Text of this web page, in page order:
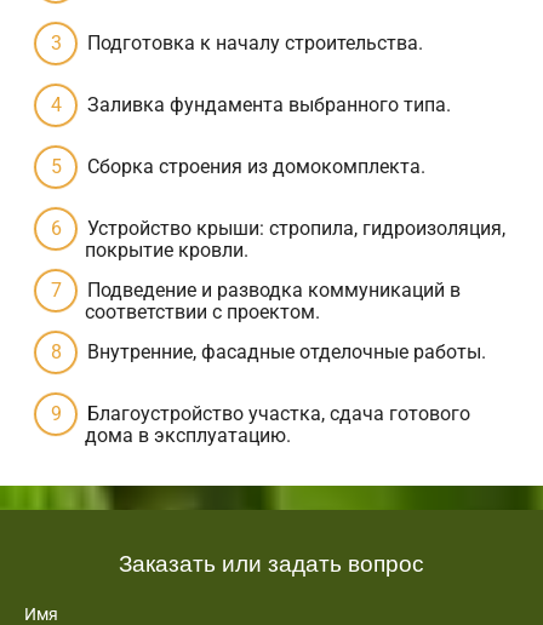
Подготовка к началу строительства.
Заливка фундамента выбранного типа.
Сборка строения из домокомплекта.
Устройство крыши: стропила, гидроизоляция,
покрытие кровли.
Подведение и разводка коммуникаций в
соответствии с проектом.
Внутренние, фасадные отделочные работы.
Благоустройство участка, сдача готового
дома в эксплуатацию.
Заказать или задать вопрос
Имя